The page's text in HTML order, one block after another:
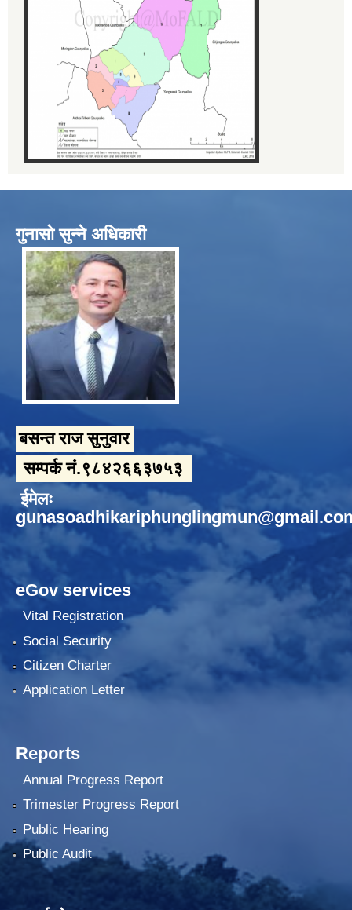
गुनासो सुन्ने अधिकारी
बसन्त राज सुनुवार
सम्पर्क नं.९८४२६६३७५३
ईमेलः
eGov services
Vital Registration
Social Security
Citizen Charter
Application Letter
Reports
Annual Progress Report
Trimester Progress Report
Public Hearing
Public Audit